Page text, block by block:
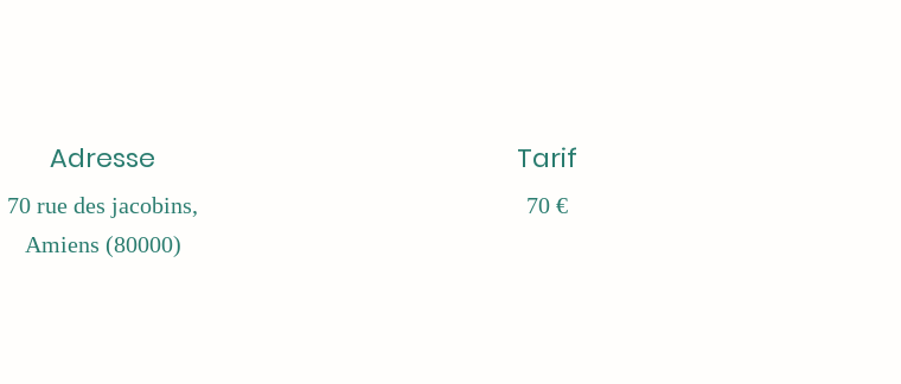
Adresse
70 rue des jacobins,
Amiens (80000)
Tarif
70 €